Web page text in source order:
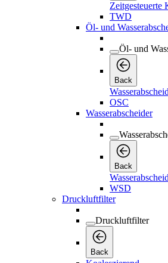
Zeitgesteuerte
TWD
Öl- und
Öl- und
Back
OSC
Wasserabscheider
Back
WSD
Druckluftfilter
Druckluftfilter
Back